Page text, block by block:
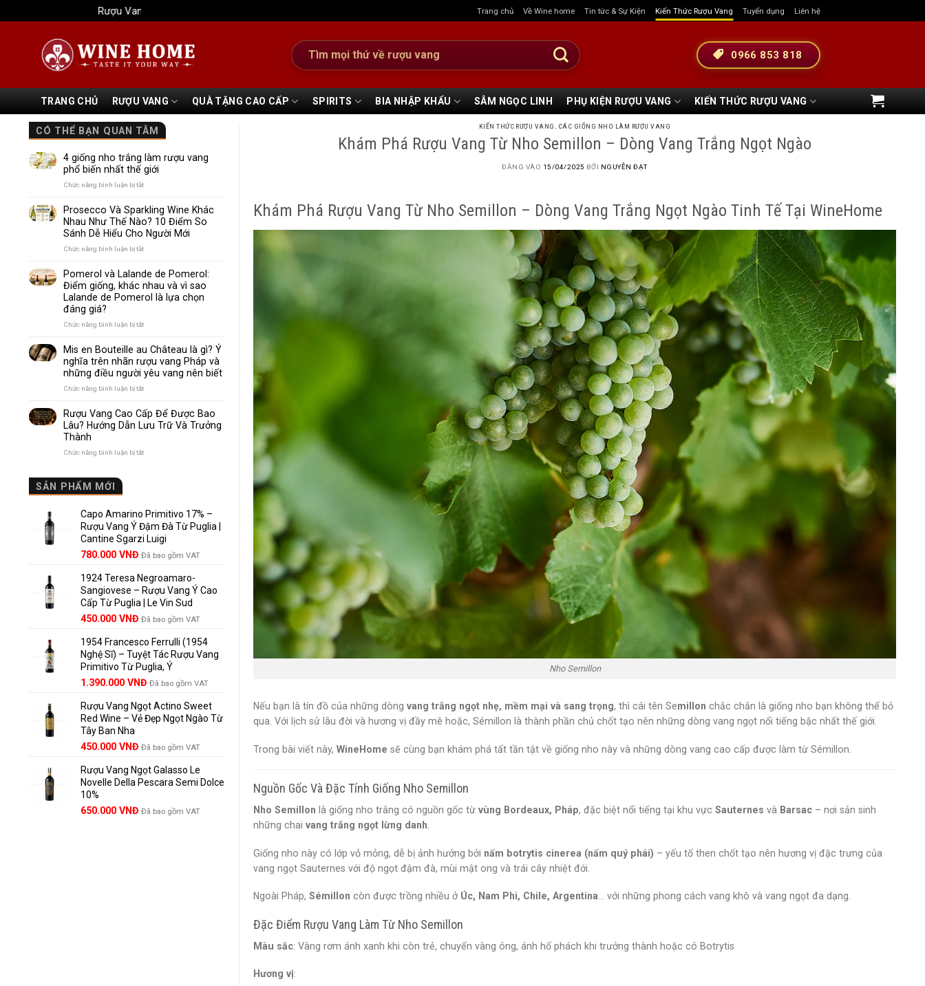
qua
Rượu Vang Wine Home Trang chủ Về Wine home Tin tức & Sự Kiện Kiến Thức Rượu Vang Tuyển dụng Liên hệ
Tìm
kiếm:
0966 853 818
TRANG CHỦ RƯỢU VANG QUÀ TẶNG CAO CẤP SPIRITS BIA NHẬP KHẨU SÂM NGỌC LINH PHỤ KIỆN RƯỢU VANG KIẾN THỨC RƯỢU VANG
CÓ THỂ BẠN QUAN TÂM
4 giống nho trắng làm rượu vang
phổ biến nhất thế giới
Chức năng bình luận bị tắtở
giống
nho
trắng
làm
biến
nhất
thế
Prosecco Và Sparkling Wine Khác
Nhau Như Thế Nào? 10 Điểm So
Sánh Dễ Hiểu Cho Người Mới
Chức năng bình luận bị tắtở
Và
Sparkling
Wine
Khác
10
Điểm
So
Dễ
Cho
Người
Pomerol và Lalande de Pomerol:
Điểm giống, khác nhau và vì sao
Lalande de Pomerol là lựa chọn
đáng giá?
Chức năng bình luận bị tắtở
Lalande
de
Pomerol:
nhau
và
chọn
đáng
giá?
Mis en Bouteille au Château là gì? Ý
nghĩa trên nhãn rượu vang Pháp và
những điều người yêu vang nên biết
Chức năng bình luận bị tắtở
en
Bouteille
au
rượu
vang
Pháp
và
những
yêu
vang
nên
Rượu Vang Cao Cấp Để Được Bao
Lâu? Hướng Dẫn Lưu Trữ Và Trưởng
Thành
Chức năng bình luận bị tắtở
Được
Bao
Lâu?
Hướng
Dẫn
Trữ
Và
Trưởng
Thành
SẢN PHẨM MỚI
Capo Amarino Primitivo 17% –
Rượu Vang Ý Đậm Đà Từ Puglia |
Cantine Sgarzi Luigi
Giá
là:
858.000 VNĐ.
780.000 VNĐGiá
tại
là:
780.000 VNĐ.
Đã bao gồm VAT
1924 Teresa Negroamaro-
Sangiovese – Rượu Vang Ý Cao
Cấp Từ Puglia | Le Vin Sud
Giá
là:
495.000 VNĐ.
450.000 VNĐGiá
tại
là:
450.000 VNĐ.
Đã bao gồm VAT
1954 Francesco Ferrulli (1954
Nghệ Sĩ) – Tuyệt Tác Rượu Vang
Primitivo Từ Puglia, Ý
Giá
là:
1.529.000 VNĐ.
1.390.000 VNĐGiá
tại
là:
Đã bao gồm VAT
Rượu Vang Ngọt Actino Sweet
Red Wine – Vẻ Đẹp Ngọt Ngào Từ
Tây Ban Nha
450.000 VNĐ Đã bao gồm VAT
Rượu Vang Ngọt Galasso Le
Novelle Della Pescara Semi Dolce
10%
650.000 VNĐ Đã bao gồm VAT
KIẾN THỨC RƯỢU VANG CÁC GIỐNG NHO LÀM RƯỢU VANG
Khám Phá Rượu Vang Từ Nho Semillon – Dòng Vang Trắng Ngọt Ngào
ĐĂNG VÀO 15/04/2025 BỞI NGUYỄN ĐẠT
Khám Phá Rượu Vang Từ Nho Semillon – Dòng Vang Trắng Ngọt Ngào Tinh Tế Tại WineHome
Nho Semillon
Nếu bạn là tín đồ của những dòng vang trắng ngọt nhẹ, mềm mại và sang trọng, thì cái tên Semillon chắc chắn là giống nho bạn không thể bỏ
qua. Với lịch sử lâu đời và hương vị đầy mê hoặc, Sémillon là thành phần chủ chốt tạo nên những dòng vang ngọt nổi tiếng bậc nhất thế giới.
Trong bài viết này, WineHome sẽ cùng bạn khám phá tất tần tật về giống nho này và những dòng vang cao cấp được làm từ Sémillon.
Nguồn Gốc Và Đặc Tính Giống Nho Semillon
Nho Semillon là giống nho trắng có nguồn gốc từ vùng Bordeaux, Pháp, đặc biệt nổi tiếng tại khu vực Sauternes và Barsac – nơi sản sinh
những chai vang trắng ngọt lừng danh.
Giống nho này có lớp vỏ mỏng, dễ bị ảnh hưởng bởi nấm botrytis cinerea (nấm quý phái) – yếu tố then chốt tạo nên hương vị đặc trưng của
vang ngọt Sauternes với độ ngọt đậm đà, mùi mật ong và trái cây nhiệt đới.
Ngoài Pháp, Sémillon còn được trồng nhiều ở Úc, Nam Phi, Chile, Argentina… với những phong cách vang khô và vang ngọt đa dạng.
Đặc Điểm Rượu Vang Làm Từ Nho Semillon
Màu sắc: Vàng rơm ánh xanh khi còn trẻ, chuyển vàng óng, ánh hổ phách khi trưởng thành hoặc có Botrytis
Hương vị: